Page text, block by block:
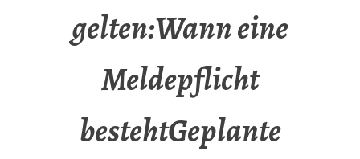
gelten:Wann eine
Meldepflicht
bestehtGeplante